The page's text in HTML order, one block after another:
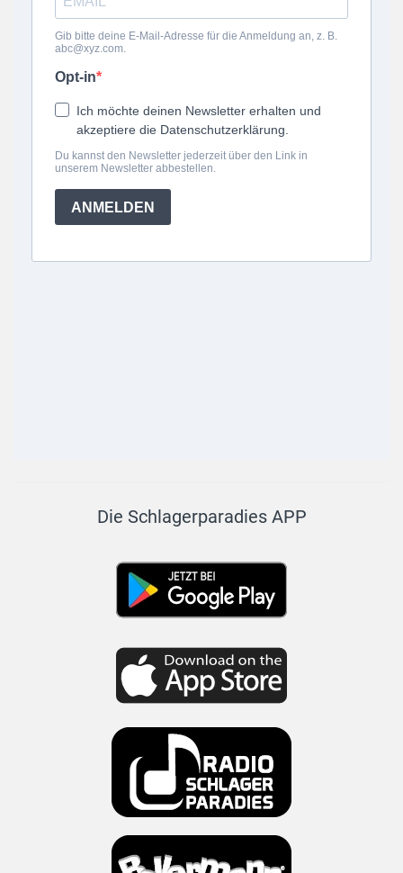
Die Schlagerparadies APP